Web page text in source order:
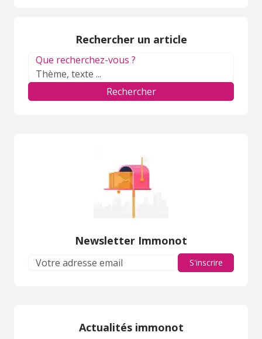
Rechercher un article
Que recherchez-vous ?
Rechercher
Newsletter Immonot
S'inscrire
Actualités immonot